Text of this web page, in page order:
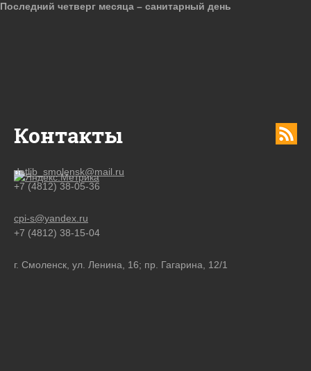
Контакты
detlib_smolensk@mail.ru
+7 (4812) 38-05-36
cpi-s@yandex.ru
+7 (4812) 38-15-04
г. Смоленск, ул. Ленина, 16; пр. Гагарина, 12/1
Последний четверг месяца – санитарный день